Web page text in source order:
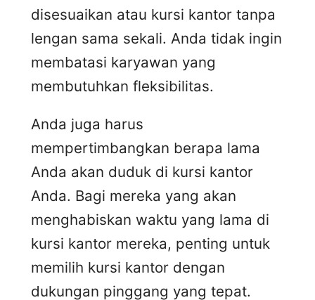
disesuaikan atau kursi kantor tanpa
lengan sama sekali. Anda tidak ingin
membatasi karyawan yang
membutuhkan fleksibilitas.
Anda juga harus
mempertimbangkan berapa lama
Anda akan duduk di kursi kantor
Anda. Bagi mereka yang akan
menghabiskan waktu yang lama di
kursi kantor mereka, penting untuk
memilih kursi kantor dengan
dukungan pinggang yang tepat.